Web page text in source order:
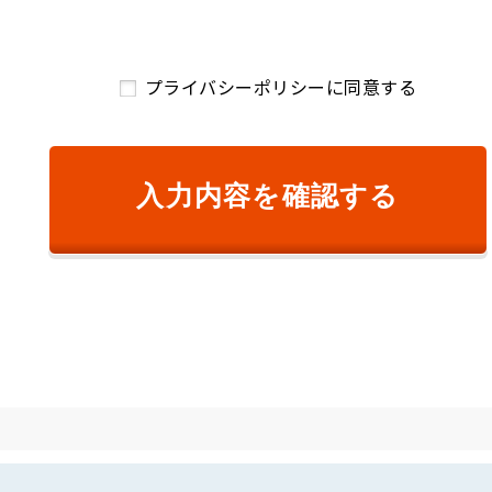
サービスの提供のため
変更前の利用目的と相当の関連性を有すると合理的に認められる
をいいます。以下同様です。）の漏えい、滅失または毀損の防
プライバシーポリシーに同意する
入力内容を確認する